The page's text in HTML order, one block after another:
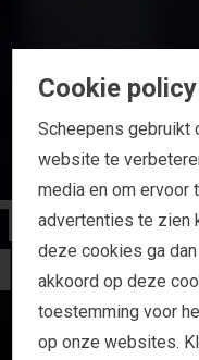
HEFL
SYOU
BRABANT H
Cookie policy
Scheepens gebruikt
website te
media en om ervoor
advertenties te zien
deze cookies ga dan
akkoord op deze
toestemming voor
op onze websites.